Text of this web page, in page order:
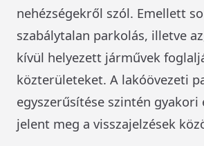
nehézségekről szól. Emellett
szabálytalan parkolás, illetve
kívül helyezett járművek
közterületeket. A lakóövezeti
egyszerűsítése szintén gyakori
jelent meg a visszajelzések